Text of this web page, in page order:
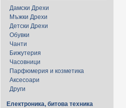
Дамски Дрехи
Мъжки Дрехи
Детски Дрехи
Обувки
Чанти
Бижутерия
Часовници
Парфюмерия и козметика
Аксесоари
Други
Електроника, битова техника